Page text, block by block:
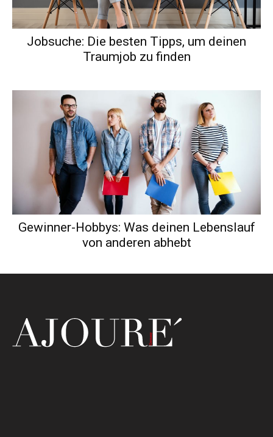
Jobsuche: Die besten Tipps, um deinen
Traumjob zu finden
Gewinner-Hobbys: Was deinen Lebenslauf
von anderen abhebt